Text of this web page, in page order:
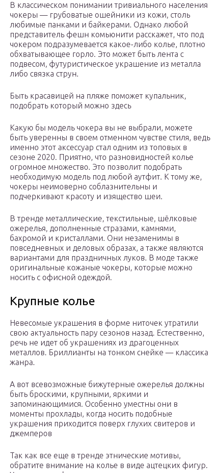
В классическом понимании тривиального населения
чокеры — грубоватые ошейники из кожи, столь
любимые панками и байкерами. Однако любой
представитель фешн комьюнити расскажет, что под
чокером подразумевается какое-либо колье, плотно
обхватывающее горло. Это может быть лента с
подвесом, футуристическое украшение из металла
либо связка струн.
Быть красавицей на пляже поможет купальник,
подобрать который можно здесь
Какую бы модель чокера вы не выбрали, можете
быть уверенны в своем отменном чувстве стиля, ведь
именно этот аксессуар стал одним из топовых в
сезоне 2020. Приятно, что разновидностей колье
огромное множество. Это позволит подобрать
необходимую модель под любой аутфит. К тому же,
чокеры неимоверно соблазнительны и
подчеркивают красоту и изящество шеи.
В тренде металлические, текстильные, шёлковые
ожерелья, дополненные стразами, камнями,
бахромой и кристаллами. Они незаменимы в
повседневных и деловых образах, а также являются
вариантами для праздничных луков. В моде также
оригинальные кожаные чокеры, которые можно
носить с офисной одеждой.
Крупные колье
Невесомые украшения в форме ниточек утратили
свою актуальность пару сезонов назад. Естественно,
речь не идет об украшениях из драгоценных
металлов. Бриллианты на тонком снейке — классика
жанра.
А вот всевозможные бижутерные ожерелья должны
быть броскими, крупными, яркими и
запоминающимися. Особенно уместны они в
моменты прохлады, когда носить подобные
украшения приходится поверх глухих свитеров и
джемперов
Так как все еще в тренде этнические мотивы,
обратите внимание на колье в виде ацтецких фигур.